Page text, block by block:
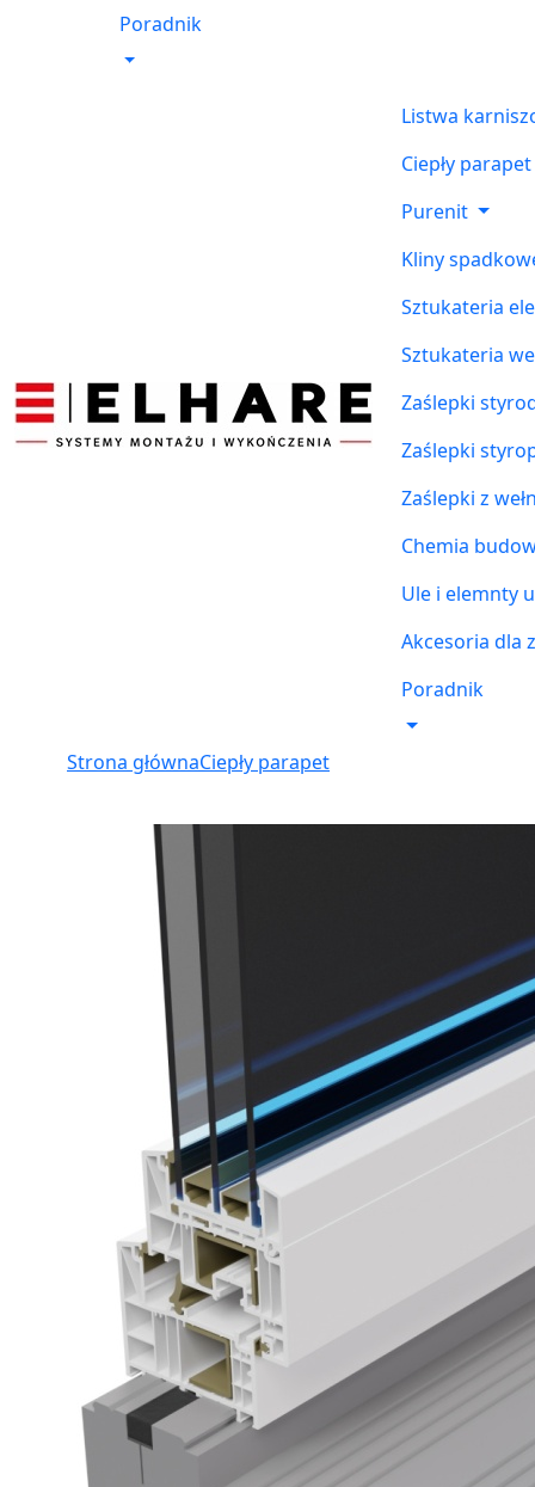
Poradnik
Listwa
Ciepły parapet
Purenit
Kliny
Sztukateria
Sztukateria
Zaślepki
Zaślepki
Zaślepki z
Chemia
Ule i elemnty
Akcesoria dla
Poradnik
Strona głównaCiepły parapet